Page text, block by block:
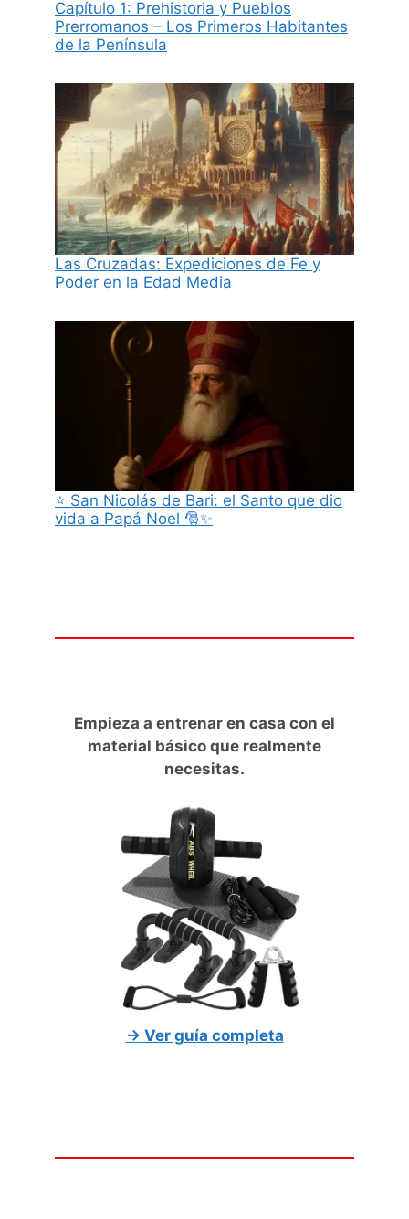
Capítulo 1: Prehistoria y Pueblos
Prerromanos – Los Primeros Habitantes
de la Península
Las Cruzadas: Expediciones de Fe y
Poder en la Edad Media
⭐ San Nicolás de Bari: el Santo que dio
vida a Papá Noel 🎅✨
Empieza a entrenar en casa con el
material básico que realmente
necesitas.
→ Ver guía completa